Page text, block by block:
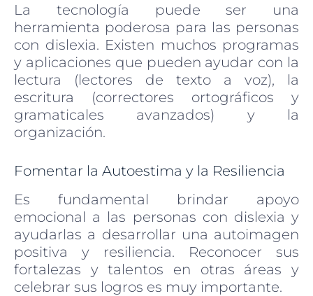
La tecnología puede ser una
herramienta poderosa para las personas
con dislexia. Existen muchos programas
y aplicaciones que pueden ayudar con la
lectura (lectores de texto a voz), la
escritura (correctores ortográficos y
gramaticales avanzados) y la
organización.
Fomentar la Autoestima y la Resiliencia
Es fundamental brindar apoyo
emocional a las personas con dislexia y
ayudarlas a desarrollar una autoimagen
positiva y resiliencia. Reconocer sus
fortalezas y talentos en otras áreas y
celebrar sus logros es muy importante.